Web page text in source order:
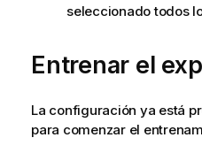
seleccionado todos
Entrenar el
La configuración ya está
para comenzar el